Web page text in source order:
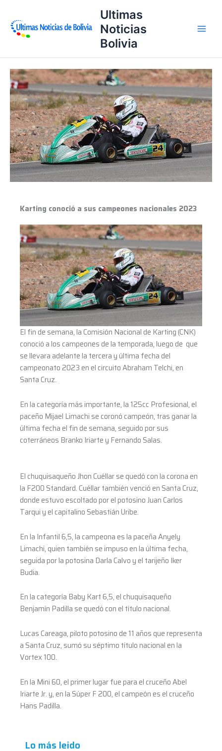
contenido
Ultimas
Noticias
Bolivia
Karting conoció a sus campeones nacionales 2023
El fin de semana, la Comisión Nacional de Karting (CNK)
conoció a los campeones de la temporada, luego de que
se llevara adelante la tercera y última fecha del
campeonato 2023 en el circuito Abraham Telchi, en
Santa Cruz.
En la categoría más importante, la 125cc Profesional, el
paceño Mijael Limachi se coronó campeón, tras ganar la
última fecha el fin de semana, seguido por sus
coterráneos Branko Iriarte y Fernando Salas.
El chuquisaqueño Jhon Cuéllar se quedó con la corona en
la F200 Standard. Cuéllar también venció en Santa Cruz,
donde estuvo escoltado por el potosino Juan Carlos
Tarqui y el capitalino Sebastián Uribe.
En la Infantil 6,5, la campeona es la paceña Anyely
Limachi, quien también se impuso en la última fecha,
seguida por la potosina Darla Calvo y el tarijeño Iker
Budia.
En la categoría Baby Kart 6,5, el chuquisaqueño
Benjamín Padilla se quedó con el título nacional.
Lucas Careaga, piloto potosino de 11 años que representa
a Santa Cruz, sumó su séptimo título nacional en la
Vortex 100.
En la Mini 60, el primer lugar fue para el cruceño Abel
Iriarte Jr. y, en la Súper F 200, el campeón es el cruceño
Hans Padilla.
Lo más leido
Karting
conoció
a
sus
campeones
nacionales
2023